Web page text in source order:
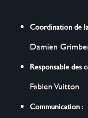
Coordination de
Damien
Responsable des
Fabien Vuitton
Communication: